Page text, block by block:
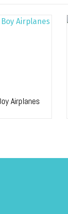
Airplanes